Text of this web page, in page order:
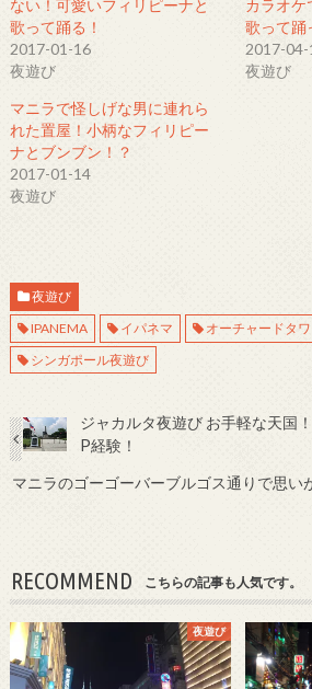
ない！可愛いフィリピーナと
歌って踊る！
2017-01-16
夜遊び
カラオケ
歌って踊
2017-04-
夜遊び
マニラで怪しげな男に連れら
れた置屋！小柄なフィリピー
ナとブンブン！？
2017-01-14
夜遊び
夜遊び
IPANEMA
イパネマ
オーチャードタ
シンガポール夜遊び
ジャカルタ夜遊び お手軽な天国
P経験！
マニラのゴーゴーバーブルゴス通りで思い
RECOMMEND こちらの記事も人気です。
夜遊び